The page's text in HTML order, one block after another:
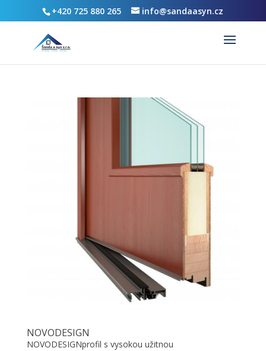
+420 725 880 265 info@sandaasyn.cz
NOVODESIGN
NOVODESIGNprofil s vysokou užitnou